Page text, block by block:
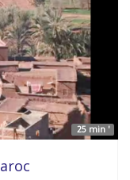
25 min '